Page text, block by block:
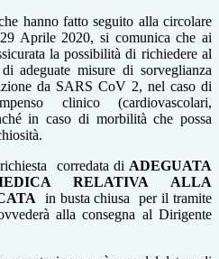
hanno fatto seguito alla circolare
Aprile 2020, si comunica che ai
la possibilità di richiedere al
adeguate misure di sorveglianza
da SARS CoV 2, nel caso di
clinico (cardiovascolari,
in caso di morbilità che possa
corredata di ADEGUATA
RELATIVA ALLA
in busta chiusa per il tramite
alla consegna al Dirigente